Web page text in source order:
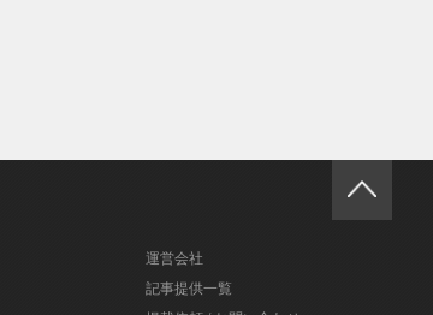
運営会社
記事提供一覧